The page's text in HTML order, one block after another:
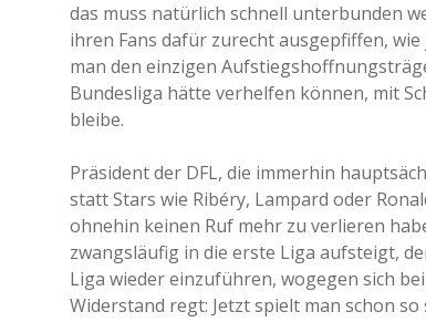
das muss natürlich schnell unterbunden
ihren Fans dafür zurecht ausgepfiffen,
man den einzigen
Bundesliga hätte verhelfen können, mit
bleibe.
Präsident der DFL, die immerhin
statt Stars wie Ribéry, Lampard oder
ohnehin keinen Ruf mehr zu verlieren
zwangsläufig in die erste Liga aufsteigt,
Liga wieder einzuführen, wogegen sich
Widerstand regt: Jetzt spielt man schon